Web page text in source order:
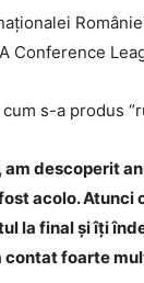
Conference
s-a produs
am descoperit
acolo. Atunci
la final și îți
contat foarte